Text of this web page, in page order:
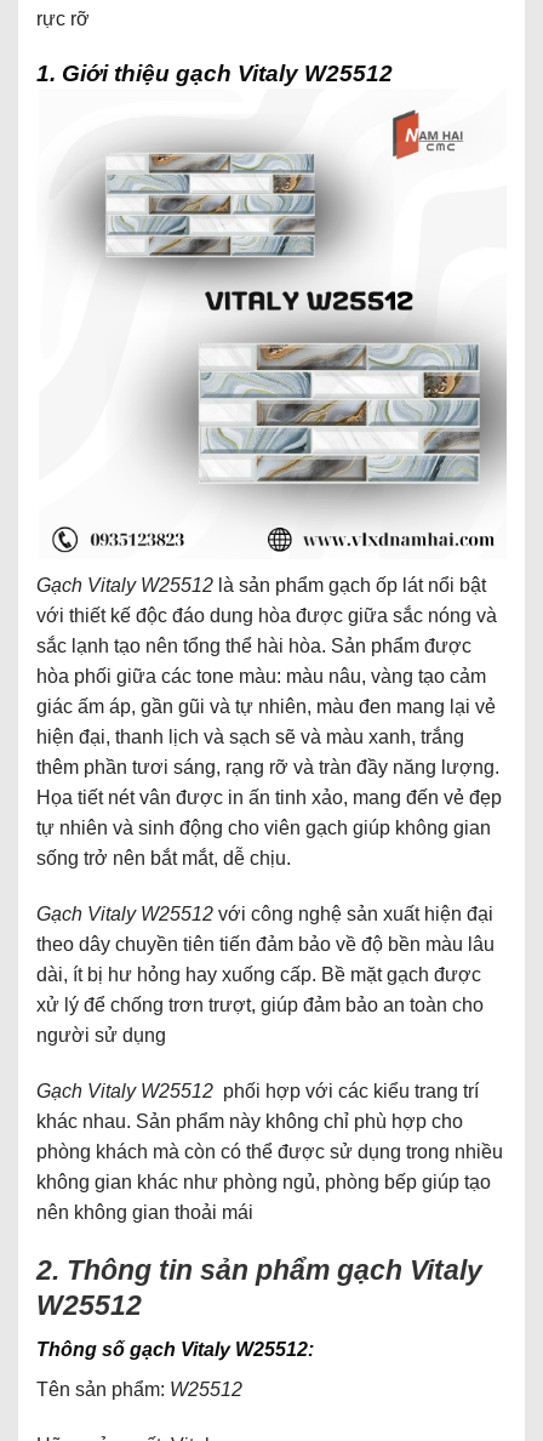
rực rỡ
1. Giới thiệu gạch Vitaly W25512
Gạch Vitaly W25512 là sản phẩm gạch ốp lát nổi bật
với thiết kế độc đáo dung hòa được giữa sắc nóng và
sắc lạnh tạo nên tổng thể hài hòa. Sản phẩm được
hòa phối giữa các tone màu: màu nâu, vàng tạo cảm
giác ấm áp, gần gũi và tự nhiên, màu đen mang lại vẻ
hiện đại, thanh lịch và sạch sẽ và màu xanh, trắng
thêm phần tươi sáng, rạng rỡ và tràn đầy năng lượng.
Họa tiết nét vân được in ấn tinh xảo, mang đến vẻ đẹp
tự nhiên và sinh động cho viên gạch giúp không gian
sống trở nên bắt mắt, dễ chịu.
Gạch Vitaly W25512 với công nghệ sản xuất hiện đại
theo dây chuyền tiên tiến đảm bảo về độ bền màu lâu
dài, ít bị hư hỏng hay xuống cấp. Bề mặt gạch được
xử lý để chống trơn trượt, giúp đảm bảo an toàn cho
người sử dụng
Gạch Vitaly W25512 phối hợp với các kiểu trang trí
khác nhau. Sản phẩm này không chỉ phù hợp cho
phòng khách mà còn có thể được sử dụng trong nhiều
không gian khác như phòng ngủ, phòng bếp giúp tạo
nên không gian thoải mái
2. Thông tin sản phẩm gạch Vitaly
W25512
Thông số gạch Vitaly W25512:
Tên sản phẩm: W25512